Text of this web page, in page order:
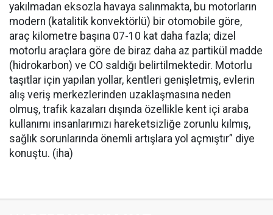
yakılmadan eksozla havaya salınmakta, bu motorların
modern (katalitik konvektörlü) bir otomobile göre,
araç kilometre başına 07-10 kat daha fazla; dizel
motorlu araçlara göre de biraz daha az partikül madde
(hidrokarbon) ve CO saldığı belirtilmektedir. Motorlu
taşıtlar için yapılan yollar, kentleri genişletmiş, evlerin
alış veriş merkezlerinden uzaklaşmasına neden
olmuş, trafik kazaları dışında özellikle kent içi araba
kullanımı insanlarımızı hareketsizliğe zorunlu kılmış,
sağlık sorunlarında önemli artışlara yol açmıştır” diye
konuştu. (iha)